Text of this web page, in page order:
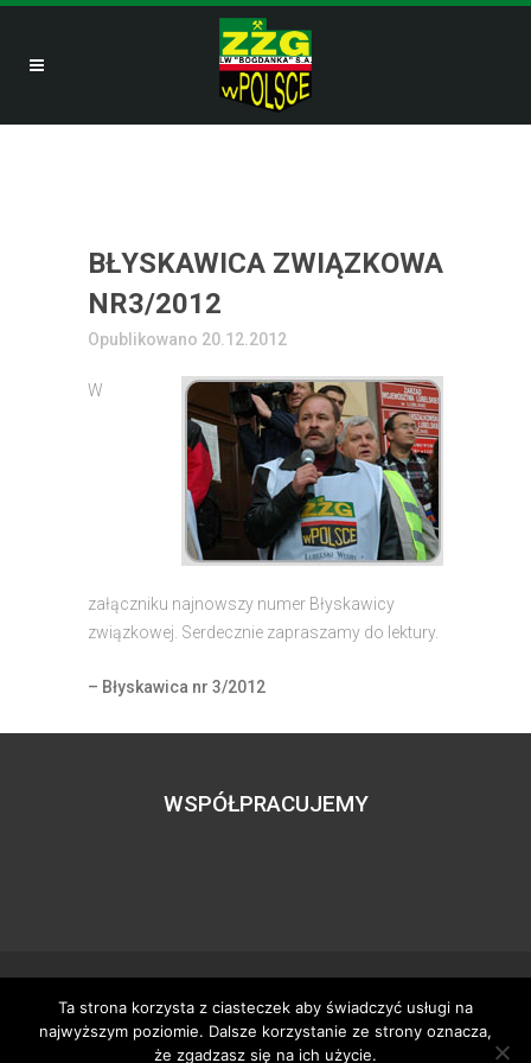
BŁYSKAWICA ZWIĄZKOWA
NR3/2012
Opublikowano 20.12.2012
W
załączniku najnowszy numer Błyskawicy
związkowej. Serdecznie zapraszamy do lektury.
– Błyskawica nr 3/2012
WSPÓŁPRACUJEMY
Wszystkie prawa zastrzeżone – zzgbogdanka.pl
Dostosowanie:Tworzenie stron www– H5studio.pl
Ta strona korzysta z ciasteczek aby świadczyć usługi na
najwyższym poziomie. Dalsze korzystanie ze strony oznacza,
że zgadzasz się na ich użycie.